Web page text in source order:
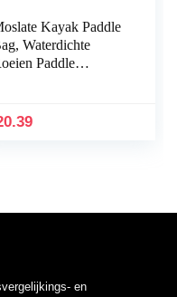
Kayak Paddle
Waterdichte
Paddle
Kano Paddles
en